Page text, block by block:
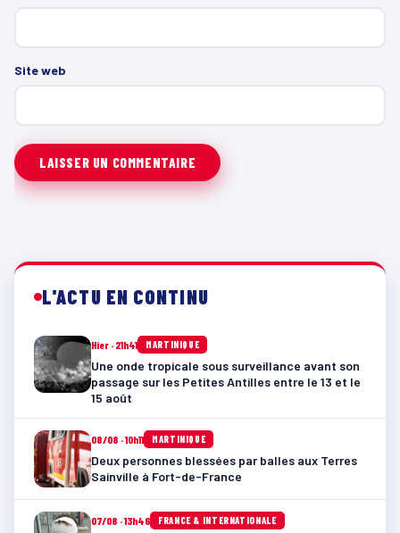
Site web
L'ACTU EN CONTINU
Hier · 21h41 MARTINIQUE
Une onde tropicale sous surveillance avant son
passage sur les Petites Antilles entre le 13 et le
15 août
08/08 · 10h11 MARTINIQUE
Deux personnes blessées par balles aux Terres
Sainville à Fort-de-France
07/08 · 13h46 FRANCE & INTERNATIONALE